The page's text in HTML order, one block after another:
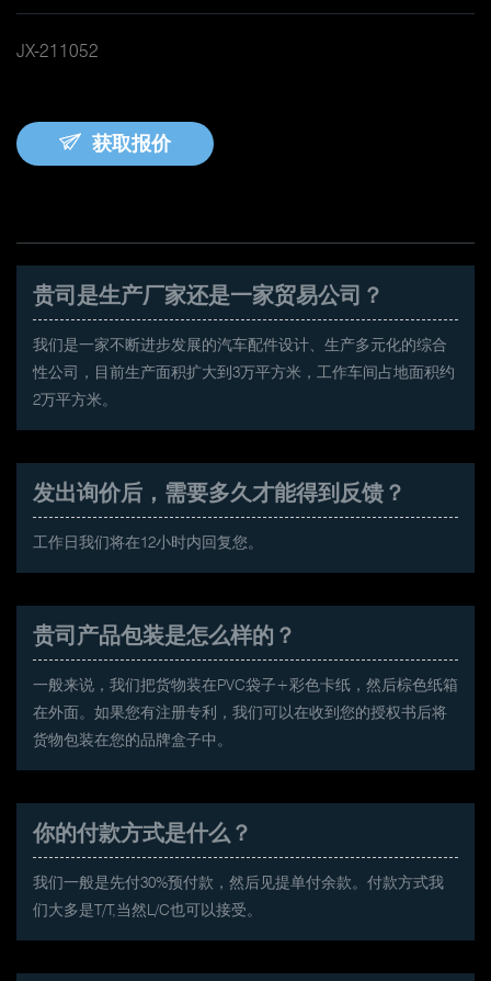
JX-211052
获取报价
贵司是生产厂家还是一家贸易公司？
我们是一家不断进步发展的汽车配件设计、生产多元化的综合
性公司，目前生产面积扩大到3万平方米，工作车间占地面积约
2万平方米。
发出询价后，需要多久才能得到反馈？
工作日我们将在12小时内回复您。
贵司产品包装是怎么样的？
一般来说，我们把货物装在PVC袋子+彩色卡纸，然后棕色纸箱
在外面。如果您有注册专利，我们可以在收到您的授权书后将
货物包装在您的品牌盒子中。
你的付款方式是什么？
我们一般是先付30%预付款，然后见提单付余款。付款方式我
们大多是T/T,当然L/C也可以接受。